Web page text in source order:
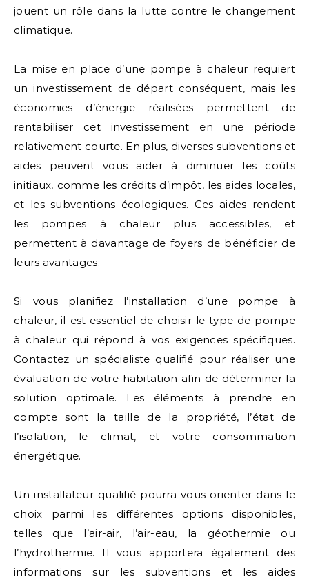
jouent un rôle dans la lutte contre le changement
climatique.
La mise en place d’une pompe à chaleur requiert
un investissement de départ conséquent, mais les
économies d’énergie réalisées permettent de
rentabiliser cet investissement en une période
relativement courte. En plus, diverses subventions et
aides peuvent vous aider à diminuer les coûts
initiaux, comme les crédits d’impôt, les aides locales,
et les subventions écologiques. Ces aides rendent
les pompes à chaleur plus accessibles, et
permettent à davantage de foyers de bénéficier de
leurs avantages.
Si vous planifiez l’installation d’une pompe à
chaleur, il est essentiel de choisir le type de pompe
à chaleur qui répond à vos exigences spécifiques.
Contactez un spécialiste qualifié pour réaliser une
évaluation de votre habitation afin de déterminer la
solution optimale. Les éléments à prendre en
compte sont la taille de la propriété, l’état de
l’isolation, le climat, et votre consommation
énergétique.
Un installateur qualifié pourra vous orienter dans le
choix parmi les différentes options disponibles,
telles que l’air-air, l’air-eau, la géothermie ou
l’hydrothermie. Il vous apportera également des
informations sur les subventions et les aides